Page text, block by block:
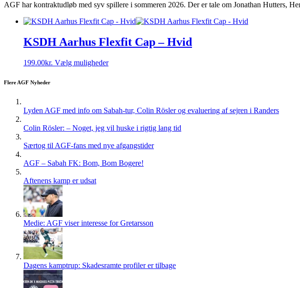
AGF har kontraktudløb med syv spillere i sommeren 2026. Der er tale om Jonathan Hutters,
KSDH Aarhus Flexfit Cap – Hvid
199.00kr. Vælg mulighederDette
Mulighederne
kan
vælges
på
varesiden
Flere AGF Nyheder
Lyden AGF med info om Sabah-tur, Colin Rösler og evaluering af sejren i Randers
Colin Rösler: – Noget, jeg vil huske i rigtig lang tid
Særtog til AGF-fans med nye afgangstider
AGF – Sabah FK: Bom, Bom Bogere!
Aftenens kamp er udsat
Medie: AGF viser interesse for Gretarsson
Dagens kamptrup: Skadesramte profiler er tilbage